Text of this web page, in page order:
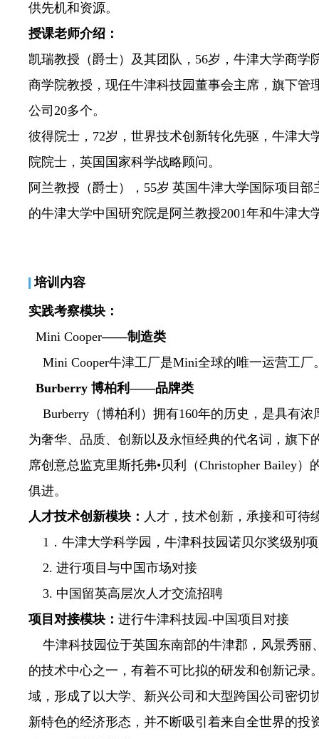
供先机和资源。
授课老师介绍：
凯瑞教授（爵士）及其团队， 56岁，牛津大学商学
商学院教授，现任牛津科技园董事会主席，旗下管
公司 20多个。
彼得院士， 72岁，世界技术创新转化先驱，牛津大
院院士，英国国家科学战略顾问。
阿兰教授（爵士）， 55岁 英国牛津大学国际项目部
的牛津大学中国研究院是阿兰教授2001年和牛津大
培训内容
实践考察模块：
Mini Cooper——制造类
Mini Cooper牛津工厂是Mini全球的唯一运营工厂
Burberry 博柏利 ——品牌类
Burberry（博柏利）拥有160年的历史，是具有浓
为奢华、品质、创新以及永恒经典的代名词，旗下
席创意总监克里斯托弗•贝利（Christopher Bailey）
俱进。
人才技术创新模块： 人才，技术创新，承接和可待
1．牛津大学科学园，牛津科技园诺贝尔奖级别
2. 进行项目与中国市场对接
3. 中国留英高层次人才交流招聘
项目对接模块： 进行牛津科技园 -中国项目对接
牛津科技园位于英国东南部的牛津郡，风景秀丽
的技术中心之一，有着不可比拟的研发和创新记录
域，形成了以大学、新兴公司和大型跨国公司密切
新特色的经济形态，并不断吸引着来自全世界的投